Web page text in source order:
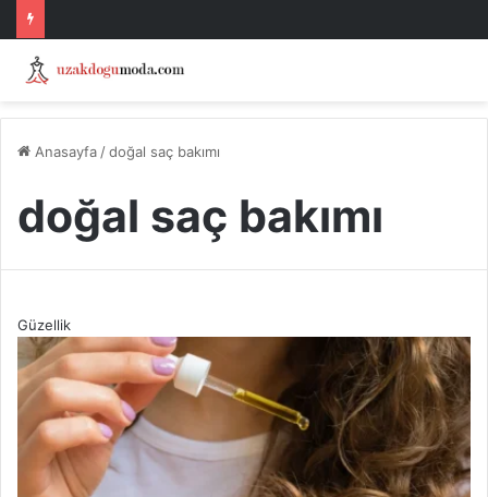
Anasayfa /doğal saç bakımı
doğal saç bakımı
Güzellik